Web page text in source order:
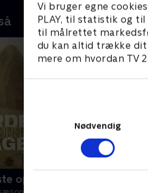
Vi bruger egne
PLAY, til statistik og
til målrettet
du kan altid trække dit
mere om hvordan TV
Nødvendig
opdagelser